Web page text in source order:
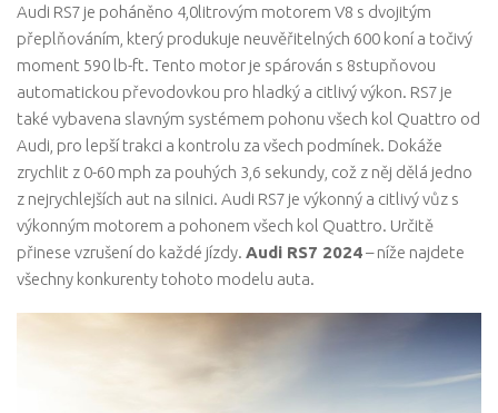
Audi RS7 je poháněno 4,0litrovým motorem V8 s dvojitým
přeplňováním, který produkuje neuvěřitelných 600 koní a točivý
moment 590 lb-ft. Tento motor je spárován s 8stupňovou
automatickou převodovkou pro hladký a citlivý výkon. RS7 je
také vybavena slavným systémem pohonu všech kol Quattro od
Audi, pro lepší trakci a kontrolu za všech podmínek. Dokáže
zrychlit z 0-60 mph za pouhých 3,6 sekundy, což z něj dělá jedno
z nejrychlejších aut na silnici. Audi RS7 je výkonný a citlivý vůz s
výkonným motorem a pohonem všech kol Quattro. Určitě
přinese vzrušení do každé jízdy. Audi RS7 2024– níže najdete
všechny konkurenty tohoto modelu auta.